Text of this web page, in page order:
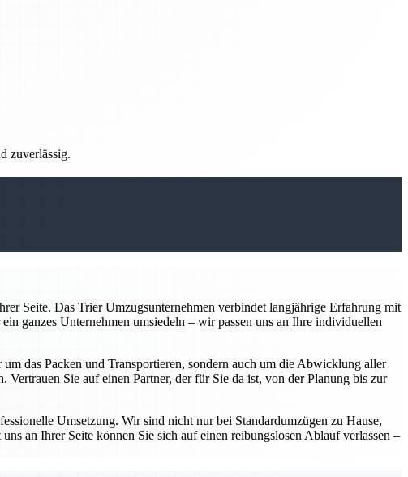
zuverlässig.
Seite. Das Trier Umzugsunternehmen verbindet langjährige Erfahrung mit
ganzes Unternehmen umsiedeln – wir passen uns an Ihre individuellen
das Packen und Transportieren, sondern auch um die Abwicklung aller
Sie auf einen Partner, der für Sie da ist, von der Planung bis zur
Umsetzung. Wir sind nicht nur bei Standardumzügen zu Hause,
an Ihrer Seite können Sie sich auf einen reibungslosen Ablauf verlassen –